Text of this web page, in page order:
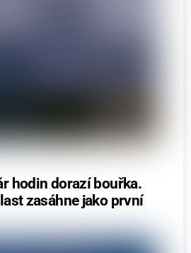
hodin dorazí bouřka.
zasáhne jako první